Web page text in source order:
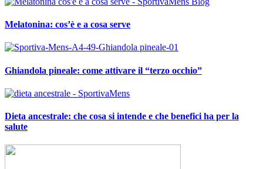
Melatonina: cos’è e a cosa serve
Ghiandola pineale: come attivare il “terzo occhio”
Dieta ancestrale: che cosa si intende e che benefici ha per la
salute